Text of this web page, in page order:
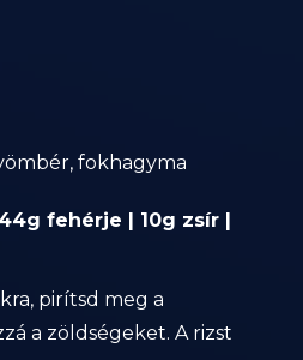
fokhagyma
fehérje | 10g zsír |
pirítsd meg a
a zöldségeket. A rizst